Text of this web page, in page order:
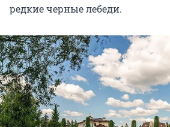
редкие черные лебеди.